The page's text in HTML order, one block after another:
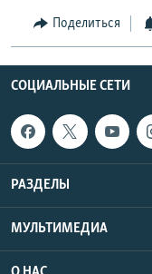
Поделиться
СОЦИАЛЬНЫЕ СЕТИ
РАЗДЕЛЫ
МУЛЬТИМЕДИА